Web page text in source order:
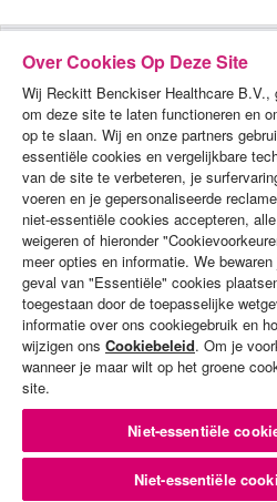
PRODUCTEN
DEMO'S
ALGEMENE
COOKIES-
SITEMAP
© Copyright Reckitt Benckiser. Alle rechten
Over Cookies Op Deze Site
Wij Reckitt Benckiser Healthcare B.V.,
om deze site te laten functioneren en
op te slaan. Wij en onze partners
essentiële cookies en vergelijkbare
van de site te verbeteren, je
voeren en je gepersonaliseerde
niet-essentiële cookies accepteren,
weigeren of hieronder
meer opties en informatie. We
geval van "Essentiële" cookies
toegestaan door de toepasselijke
informatie over ons cookiegebruik en
wijzigen ons Cookiebeleid. Om je
wanneer je maar wilt op het groene
site.
Niet-essentiële
Niet-essentiële